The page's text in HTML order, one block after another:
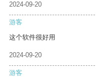
2024-09-20
游客
这个软件很好用
2024-09-20
游客